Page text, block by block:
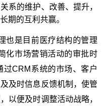
系的维护、改善、提升，
期的互利共赢。
也是目前医疗结构的管理
化市场营销活动的审批时
过CRM 系统的市场、客户
及时信息反馈机制，使管
以便及时调整活动战略，